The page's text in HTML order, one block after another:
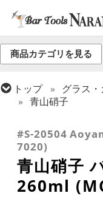
商品カテゴリを見る
トップ グラス
青山硝子
ロックグラス
#S-20504
7020)
青山硝子
260ml